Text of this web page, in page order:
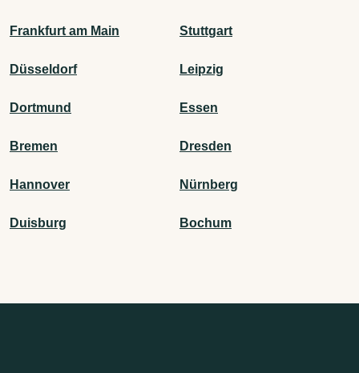
Frankfurt am Main Stuttgart
Düsseldorf Leipzig
Dortmund Essen
Bremen Dresden
Hannover Nürnberg
Duisburg Bochum